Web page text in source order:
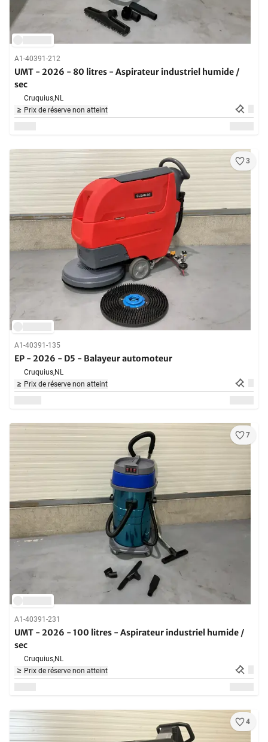
A1-40391-212
UMT - 2026 - 80 litres - Aspirateur industriel humide /
sec
Cruquius,NL
Prix de réserve non atteint
3
A1-40391-135
EP - 2026 - D5 - Balayeur automoteur
Cruquius,NL
Prix de réserve non atteint
7
A1-40391-231
UMT - 2026 - 100 litres - Aspirateur industriel humide /
sec
Cruquius,NL
Prix de réserve non atteint
4